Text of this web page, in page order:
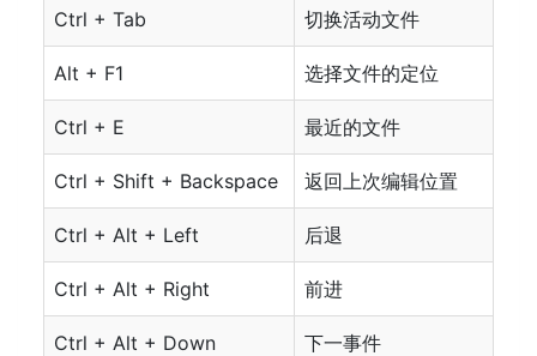
Ctrl + Tab 切换活动文件
Alt + F1 选择文件的定位
Ctrl + E 最近的文件
Ctrl + Shift + Backspace 返回上次编辑位置
Ctrl + Alt + Left 后退
Ctrl + Alt + Right 前进
Ctrl + Alt + Down 下一事件